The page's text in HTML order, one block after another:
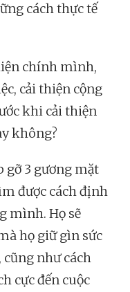
cách thực tế
chính mình,
cải thiện cộng
khi cải thiện
không?
gỡ 3 gương mặt
được cách định
mình. Họ sẽ
họ giữ gìn sức
như cách
cực đến cuộc